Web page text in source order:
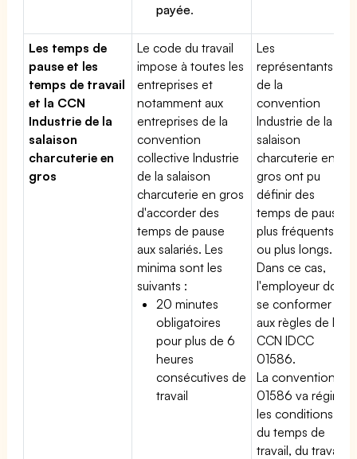
payée.
Les temps de
pause et les
temps de travail
et la CCN
Industrie de la
salaison
charcuterie en
gros
Le code du travail
impose à toutes les
entreprises et
notamment aux
entreprises de la
convention
collective Industrie
de la salaison
charcuterie en gros
d'accorder des
temps de pause
aux salariés. Les
minima sont les
suivants :
20 minutes
obligatoires
pour plus de 6
heures
consécutives de
travail
Les
représentants
de la
convention
Industrie de la
salaison
charcuterie en
gros ont pu
définir des
temps de pause
plus fréquents
ou plus longs.
Dans ce cas,
l'employeur doit
se conformer
aux règles de la
CCN IDCC
01586.
La convention
01586 va régir
les conditions
du temps de
travail, du travail